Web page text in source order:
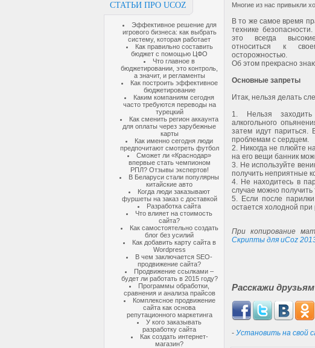
СТАТЬИ ПРО UCOZ
Эффективное решение для
игрового бизнеса: как выбрать
систему, которая работает
Как правильно составить
бюджет с помощью ЦФО
Что главное в
бюджетировании, это контроль,
а значит, и регламенты
Как построить эффективное
бюджетирование
Каким компаниям сегодня
часто требуются переводы на
турецкий
Как сменить регион аккаунта
для оплаты через зарубежные
карты
Как именно сегодня люди
предпочитают смотреть футбол
Сможет ли «Краснодар»
впервые стать чемпионом
РПЛ? Отзывы экспертов!
В Беларуси стали популярны
китайские авто
Когда люди заказывают
фуршеты на заказ с доставкой
Разработка сайта
Что влияет на стоимость
сайта?
Как самостоятельно создать
блог без усилий
Как добавить карту сайта в
Wordpress
В чем заключается SEO-
продвижение сайта?
Продвижение ссылками –
будет ли работать в 2015 году?
Программы обработки,
сравнения и анализа прайсов
Комплексное продвижение
сайта как основа
репутационного маркетинга
У кого заказывать
разработку сайта
Как создать интернет-
магазин?
Многие из нас привыкли
В то же самое время
технике
это всегда
относиться к
осторожностью.
Об этом прекрасно
Основные запреты
Итак, нельзя делать
1. Нельзя
алкогольного
затем идут париться.
проблемам с сердцем.
2. Никогда не плюйте
на его вещи банник
3. Не используйте
получить неприятные
4. Не находитесь в
случае можно
5. Если после
остается холодной
При копирование
Скрипты для uCoz
Расскажи
- Установить на свой